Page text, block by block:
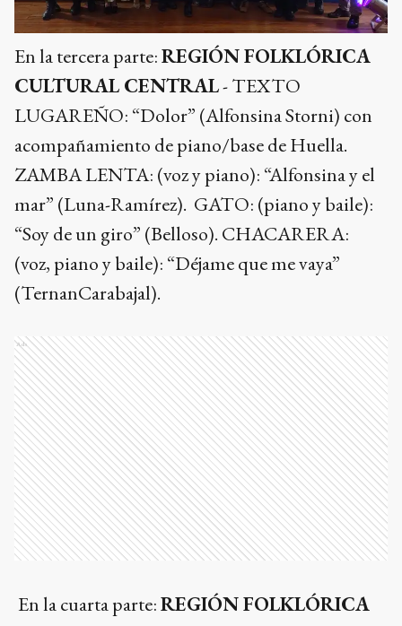
En la tercera parte:REGIÓN FOLKLÓRICA
CULTURAL CENTRAL- TEXTO
LUGAREÑO: “Dolor” (Alfonsina Storni) con
acompañamiento de piano/base de Huella.
ZAMBA LENTA: (voz y piano): “Alfonsina y el
mar” (Luna-Ramírez). GATO: (piano y baile):
“Soy de un giro” (Belloso). CHACARERA:
(voz, piano y baile): “Déjame que me vaya”
(TernanCarabajal).
Ads
En la cuarta parte:REGIÓN FOLKLÓRICA